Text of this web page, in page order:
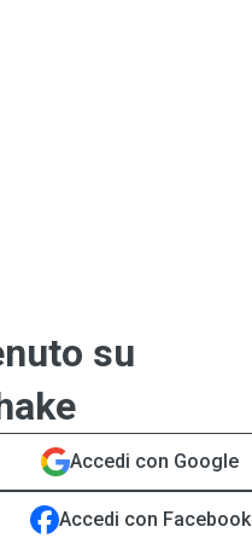
su
Accedi con Google
Accedi con Facebook